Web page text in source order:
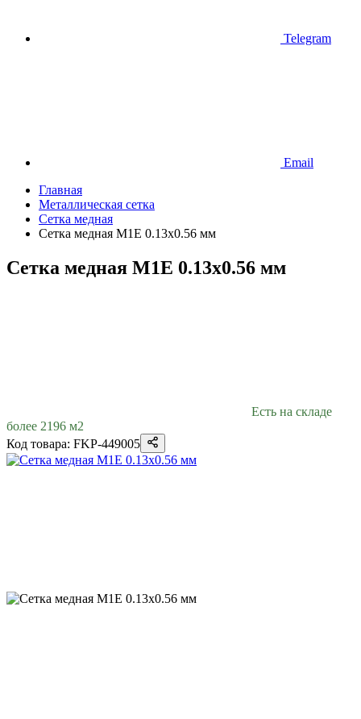
Telegram
Email
Главная
Металлическая сетка
Сетка медная
Сетка медная М1Е 0.13х0.56 мм
Сетка медная М1Е 0.13х0.56 мм
Есть на складе
более 2196 м2
Код товара: FKP-449005